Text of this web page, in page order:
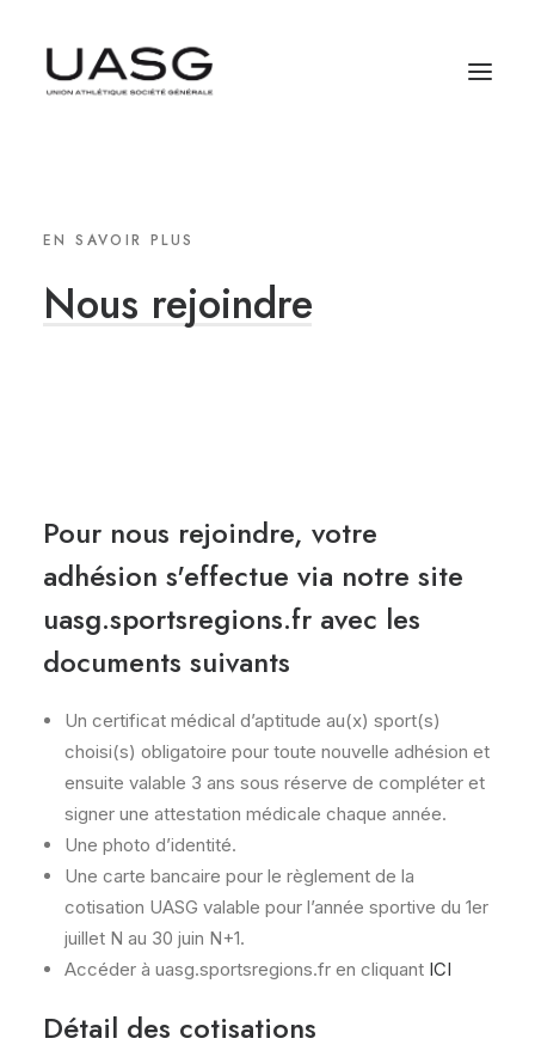
EN SAVOIR PLUS
Nous rejoindre
Pour nous rejoindre, votre
adhésion s'effectue via notre site
uasg.sportsregions.fr avec les
documents suivants
Un certificat médical d’aptitude au(x) sport(s)
choisi(s) obligatoire pour toute nouvelle adhésion et
ensuite valable 3 ans sous réserve de compléter et
signer une attestation médicale chaque année.
Une photo d’identité.
Une carte bancaire pour le règlement de la
cotisation UASG valable pour l’année sportive du 1er
juillet N au 30 juin N+1.
Accéder à uasg.sportsregions.fr en cliquant ICI
Détail des cotisations